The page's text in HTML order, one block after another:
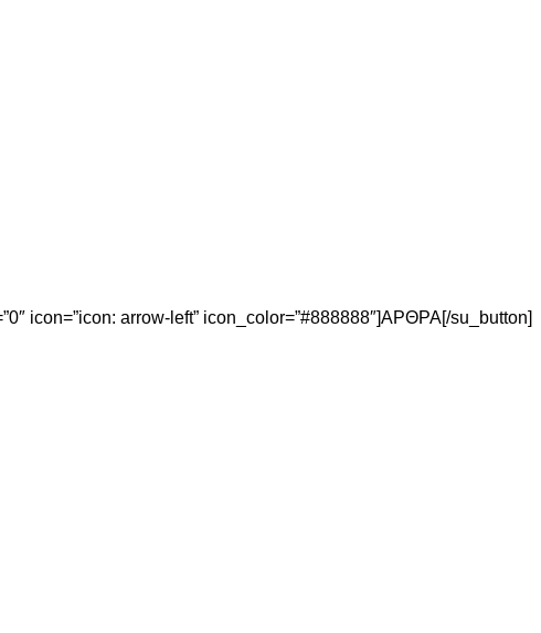
icon=”icon: arrow-left” icon_color=”#888888″]ΑΡΘΡΑ[/su_button]